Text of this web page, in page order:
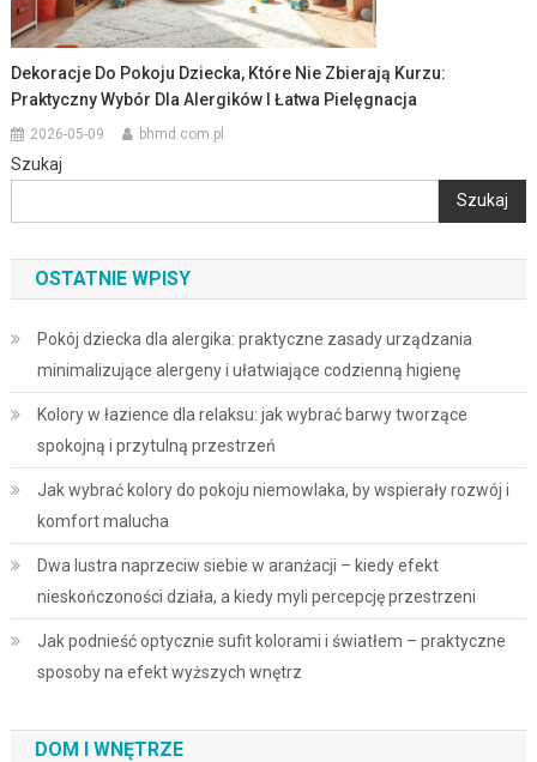
Dekoracje Do Pokoju Dziecka, Które Nie Zbierają Kurzu:
Praktyczny Wybór Dla Alergików I Łatwa Pielęgnacja
2026-05-09 bhmd.com.pl
Szukaj
Szukaj
OSTATNIE WPISY
Pokój dziecka dla alergika: praktyczne zasady urządzania
minimalizujące alergeny i ułatwiające codzienną higienę
Kolory w łazience dla relaksu: jak wybrać barwy tworzące
spokojną i przytulną przestrzeń
Jak wybrać kolory do pokoju niemowlaka, by wspierały rozwój i
komfort malucha
Dwa lustra naprzeciw siebie w aranżacji – kiedy efekt
nieskończoności działa, a kiedy myli percepcję przestrzeni
Jak podnieść optycznie sufit kolorami i światłem – praktyczne
sposoby na efekt wyższych wnętrz
DOM I WNĘTRZE